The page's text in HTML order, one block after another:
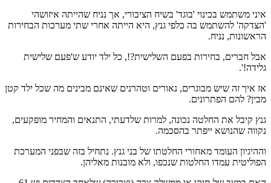
איני משתמש בכינוי 'בוגד' בשיח הציבורי, אך נניח שהייתה איזושהי
'הצדקה' להשתמש בה כלפי גנץ, היא הייתה אחרי שתי מערכות הבחירות
הראשונות, נניח.
אבל חברים, בחירות בפעם השלישית?!, כל ילד יודע ש'פעם שלישית
גלידה!'.
אז איך זה שיש מבוגרים, נאורים וטהרנים שאינם מבינים מה שכל ילד קטן
מבין? להם הפתרונים.
גנץ קיבל את החלטה נכונה, למרות שלדעתי, התנאים והמחיר מופקעים,
נקווה שהנושא ייפתר בהסכמה.
וההיגיון העומד מאחורי החלטתו של בני גנץ. נתחיל בזה שבפני המערכת
הפוליטית עמדו החלטות שנכפו, ולא מובנות מאליהן.